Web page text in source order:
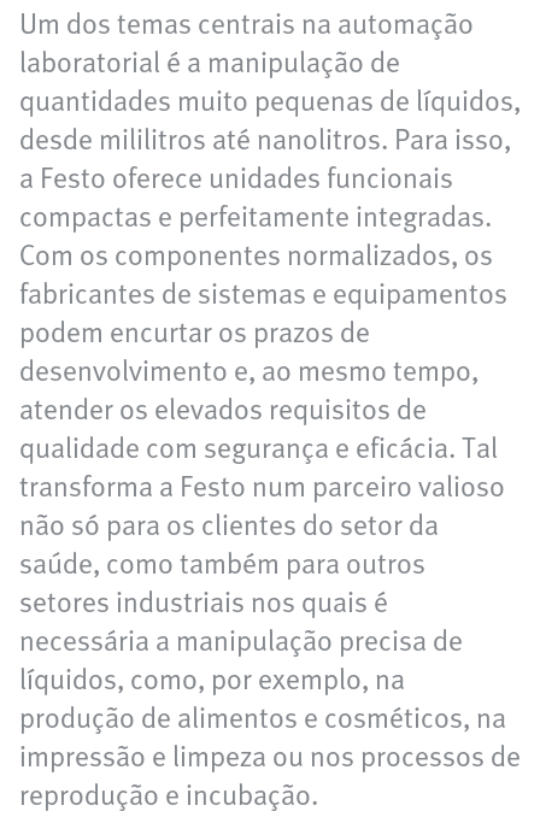
Um dos temas centrais na automação
laboratorial é a manipulação de
quantidades muito pequenas de líquidos,
desde mililitros até nanolitros. Para isso,
a Festo oferece unidades funcionais
compactas e perfeitamente integradas.
Com os componentes normalizados, os
fabricantes de sistemas e equipamentos
podem encurtar os prazos de
desenvolvimento e, ao mesmo tempo,
atender os elevados requisitos de
qualidade com segurança e eficácia. Tal
transforma a Festo num parceiro valioso
não só para os clientes do setor da
saúde, como também para outros
setores industriais nos quais é
necessária a manipulação precisa de
líquidos, como, por exemplo, na
produção de alimentos e cosméticos, na
impressão e limpeza ou nos processos de
reprodução e incubação.